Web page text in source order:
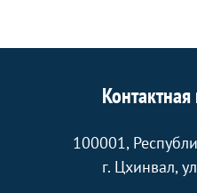
100001,
г. Цхинвал,